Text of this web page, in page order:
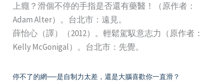
上癮？滑個不停的手指是否還有藥醫！（原作者：
Adam Alter）。台北市：遠見。
薛怡心（譯）（2012）。輕鬆駕馭意志力（原作者：
Kelly McGonigal）。台北市：先覺。
停不了的網──是自制力太差，還是大腦喜歡你一直滑？